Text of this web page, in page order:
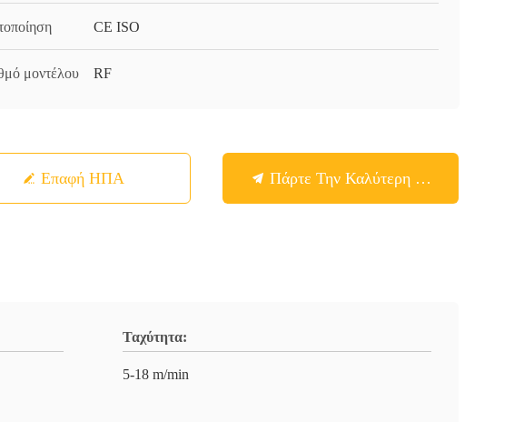
CE ISO
μοντέλου RF
Επαφή ΗΠΑ Πάρτε Την Καλύτερη Τιμή
Ταχύτητα:
5-18 m/min